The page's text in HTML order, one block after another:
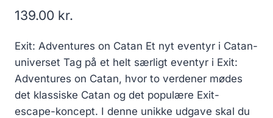
139.00 kr.
Exit: Adventures on Catan Et nyt eventyr i Catan-
universet Tag på et helt særligt eventyr i Exit:
Adventures on Catan, hvor to verdener mødes
det klassiske Catan og det populære Exit-
escape-koncept. I denne unikke udgave skal du